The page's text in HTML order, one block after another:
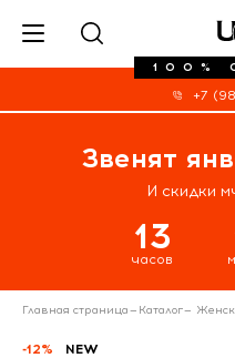
100%
+7
Звенят
И скидки
13
часов
Главная страница— Каталог—
-12% NEW